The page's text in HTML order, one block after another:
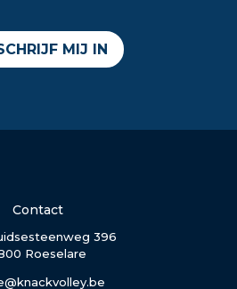
MIJ IN
Contact
396
Roeselare